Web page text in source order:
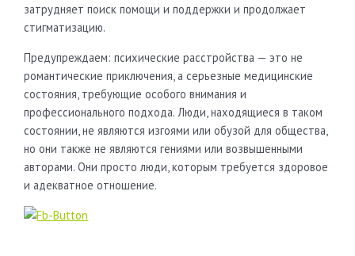
затрудняет поиск помощи и поддержки и продолжает
стигматизацию.
Предупреждаем: психические расстройства — это не
романтические приключения, а серьезные медицинские
состояния, требующие особого внимания и
профессионального подхода. Люди, находящиеся в таком
состоянии, не являются изгоями или обузой для общества,
но они также не являются гениями или возвышенными
авторами. Они просто люди, которым требуется здоровое
и адекватное отношение.